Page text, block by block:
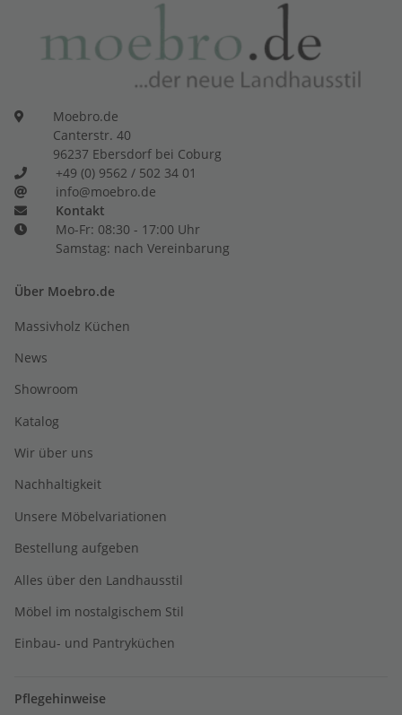
Moebro.de
Canterstr. 40
96237 Ebersdorf bei Coburg
+49 (0) 9562 / 502 34 01
info@moebro.de
Kontakt
Mo-Fr: 08:30 - 17:00 Uhr
Samstag: nach Vereinbarung
Über Moebro.de
Massivholz Küchen
News
Showroom
Katalog
Wir über uns
Nachhaltigkeit
Unsere Möbelvariationen
Bestellung aufgeben
Alles über den Landhausstil
Möbel im nostalgischem Stil
Einbau- und Pantryküchen
Pflegehinweise